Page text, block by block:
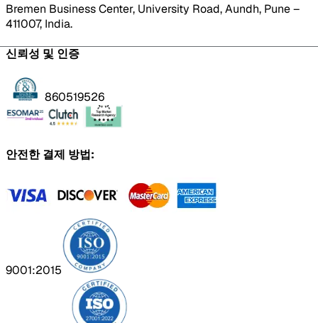
Bremen Business Center, University Road, Aundh, Pune –
411007, India.
신뢰성 및 인증
860519526
안전한 결제 방법:
9001:2015